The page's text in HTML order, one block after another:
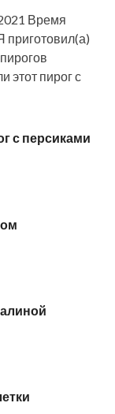
Время
приготовил(а)
этот пирог с
с персиками